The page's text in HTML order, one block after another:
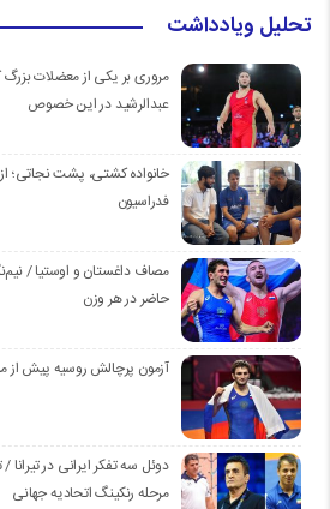
تحلیل ویادداشت
مروری بر یکی از معضلات
عبدالرشید در این خصوص
خانواده کشتی، پشت نجاتی؛
فدراسیون
مصاف داغستان و اوستیا /
حاضر در هر وزن
آزمون پرچالش روسیه پیش از
دوئل سه تفکر ایرانی در تیرانا
مرحله رنکینگ اتحادیه جهانی